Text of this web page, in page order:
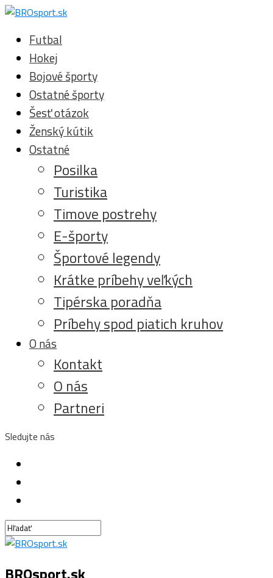
Futbal
Hokej
Bojové športy
Ostatné športy
Šesť otázok
Ženský kútik
Ostatné
Posilka
Turistika
Timove postrehy
E-športy
Športové legendy
Krátke príbehy veľkých
Tipérska poradňa
Príbehy spod piatich kruhov
O nás
Kontakt
O nás
Partneri
Sledujte nás